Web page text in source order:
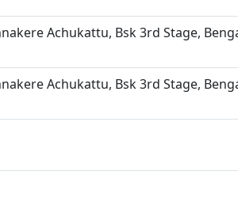
Achukattu, Bsk 3rd Stage,
Achukattu, Bsk 3rd Stage,